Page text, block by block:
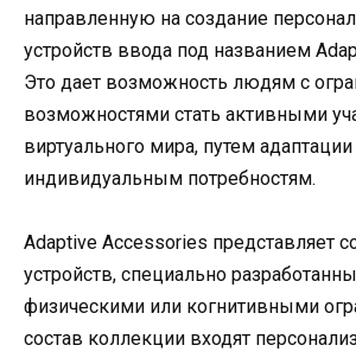
направленную на создание
устройств ввода под названием
Это дает возможность людям с
возможностями стать активными
виртуального мира, путем
индивидуальным потребностям.
Adaptive Accessories представляет
устройств, специально
физическими или когнитивными
состав коллекции входят